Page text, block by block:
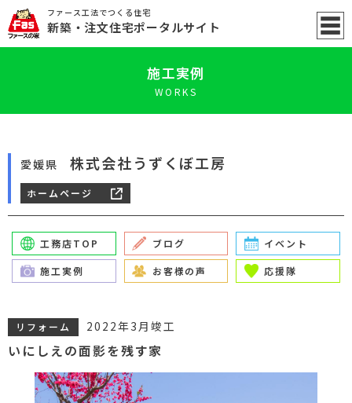
ファース工法でつくる住宅
新築 ・注文住宅ポータルサイト
施工実例
WORKS
愛媛県 株式会社うずくぼ工房
ホームページ
工務店TOP ブログ イベント
施工実例 お客様の声 応援隊
リフォーム 2022年3月竣工
いにしえの面影を残す家